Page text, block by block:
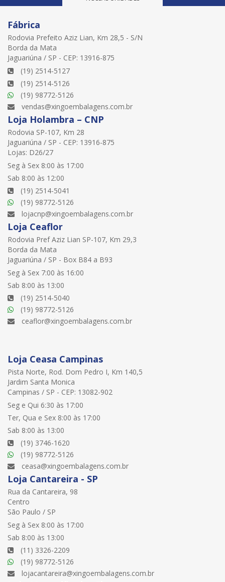
Fábrica
Rodovia Prefeito Aziz Lian, Km 28,5 - S/N
Borda da Mata
Jaguariúna / SP - CEP: 13916-875
(19) 2514-5127
(19) 2514-5126
(19) 98772-5126
vendas@xingoembalagens.com.br
Loja Holambra – CNP
Rodovia SP-107, Km 28
Jaguariúna / SP - CEP: 13916-875
Lojas: D26/27
Seg à Sex 8:00 às 17:00
Sab 8:00 às 12:00
(19) 2514-5041
(19) 98772-5126
lojacnp@xingoembalagens.com.br
Loja Ceaflor
Rodovia Pref Aziz Lian SP-107, Km 29,3
Borda da Mata
Jaguariúna / SP - Box B84 a B93
Seg à Sex 7:00 às 16:00
Sab 8:00 às 13:00
(19) 2514-5040
(19) 98772-5126
ceaflor@xingoembalagens.com.br
Loja Ceasa Campinas
Pista Norte, Rod. Dom Pedro I, Km 140,5
Jardim Santa Monica
Campinas / SP - CEP: 13082-902
Seg e Qui 6:30 às 17:00
Ter, Qua e Sex 8:00 às 17:00
Sab 8:00 às 13:00
(19) 3746-1620
(19) 98772-5126
ceasa@xingoembalagens.com.br
Loja Cantareira - SP
Rua da Cantareira, 98
Centro
São Paulo / SP
Seg à Sex 8:00 às 17:00
Sab 8:00 às 13:00
(11) 3326-2209
(19) 98772-5126
lojacantareira@xingoembalagens.com.br